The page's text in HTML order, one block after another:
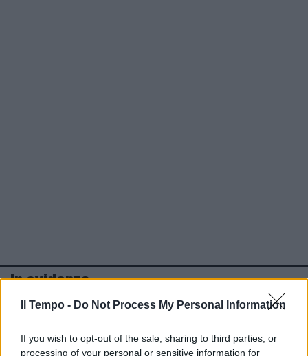
Il Tempo - Do Not Process My Personal Information
If you wish to opt-out of the sale, sharing to third parties, or
processing of your personal or sensitive information for
In evidenza